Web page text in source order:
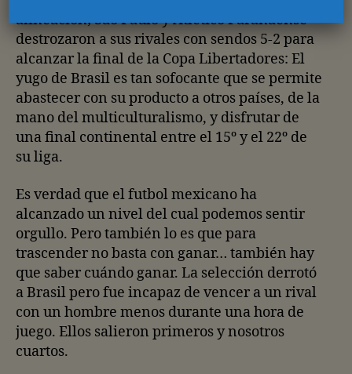
alineación; Sao Paulo y Atlético Paranaense
destrozaron a sus rivales con sendos 5-2 para
alcanzar la final de la Copa Libertadores: El
yugo de Brasil es tan sofocante que se permite
abastecer con su producto a otros países, de la
mano del multiculturalismo, y disfrutar de
una final continental entre el 15º y el 22º de
su liga.
Es verdad que el futbol mexicano ha
alcanzado un nivel del cual podemos sentir
orgullo. Pero también lo es que para
trascender no basta con ganar… también hay
que saber cuándo ganar. La selección derrotó
a Brasil pero fue incapaz de vencer a un rival
con un hombre menos durante una hora de
juego. Ellos salieron primeros y nosotros
cuartos.